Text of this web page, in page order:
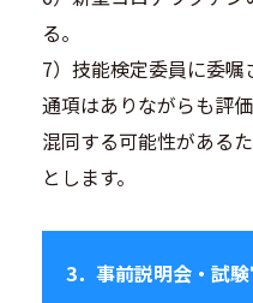
る。
7）技能検定委員に委
通項はありながらも評
混同する可能性がある
とします。
3．事前説明会・試